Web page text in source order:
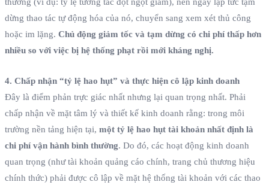
dừng thao tác tự động hóa của nó, chuyển sang xem xét thủ công
hoặc im lặng. Chủ động giảm tốc và tạm dừng có chi phí thấp hơn
nhiều so với việc bị hệ thống phạt rồi mới kháng nghị.
4. Chấp nhận “tỷ lệ hao hụt” và thực hiện cô lập kinh doanh
Đây là điểm phản trực giác nhất nhưng lại quan trọng nhất. Phải
chấp nhận về mặt tâm lý và thiết kế kinh doanh rằng: trong môi
trường nền tảng hiện tại, một tỷ lệ hao hụt tài khoản nhất định là
chi phí vận hành bình thường. Do đó, các hoạt động kinh doanh
quan trọng (như tài khoản quảng cáo chính, trang chủ thương hiệu
chính thức) phải được cô lập về mặt hệ thống tài khoản với các thao